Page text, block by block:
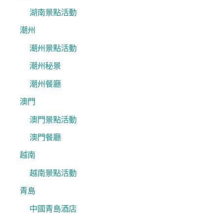
湖南景點活動
潮州
潮州景點活動
潮州秘景
潮州餐廳
澳門
澳門景點活動
澳門餐廳
越南
越南景點活動
青島
中國青島酒店